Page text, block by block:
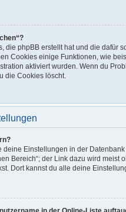
die phpBB erstellt hat und die dafür
Cookies einige Funktionen, wie
aktiviert wurden. Wenn du
die Cookies löscht.
Einstellungen in der
Bereich“; der Link dazu wird meist
Dort kannst du alle deine